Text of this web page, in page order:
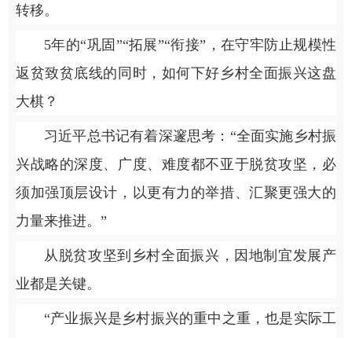
转移。
5年的“巩固”“拓展”“衔接”，在守牢防止规模性
返贫致贫底线的同时，如何下好乡村全面振兴这盘
大棋？
习近平总书记有着深邃思考：“全面实施乡村振
兴战略的深度、广度、难度都不亚于脱贫攻坚，必
须加强顶层设计，以更有力的举措、汇聚更强大的
力量来推进。”
从脱贫攻坚到乡村全面振兴，因地制宜发展产
业都是关键。
“产业振兴是乡村振兴的重中之重，也是实际工